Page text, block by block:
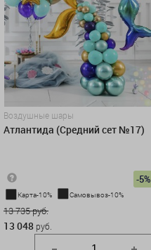
Воздушные шары
Атлантида (Средний сет №17)
-5%
Карта-10% Самовывоз-10%
13 735 руб.
13 048 руб.